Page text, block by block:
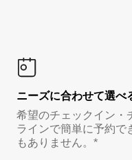
ニーズに合わせて選べ
希望のチェックイン・
ラインで簡単に予約で
もありません。*